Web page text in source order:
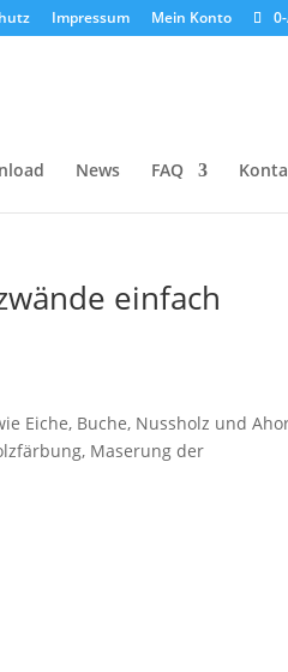
Impressum Mein Konto
News FAQ
einfach
Eiche, Buche, Nussholz und
Maserung der